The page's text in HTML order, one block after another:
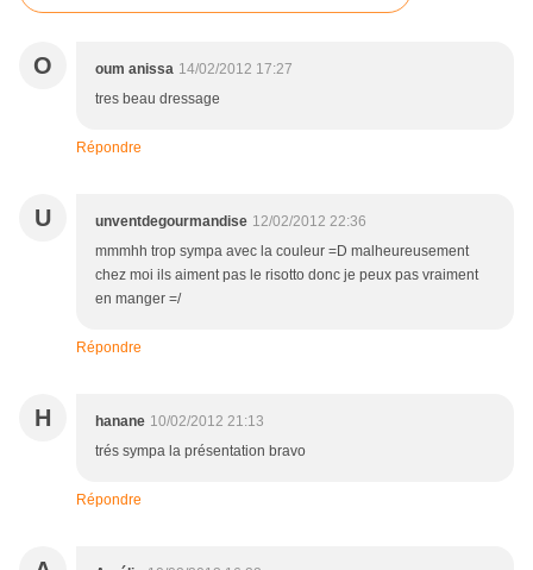
O oum anissa 14/02/2012 17:27
tres beau dressage
Répondre
U unventdegourmandise 12/02/2012 22:36
mmmhh trop sympa avec la couleur =D malheureusement
chez moi ils aiment pas le risotto donc je peux pas vraiment
en manger =/
Répondre
H hanane 10/02/2012 21:13
trés sympa la présentation bravo
Répondre